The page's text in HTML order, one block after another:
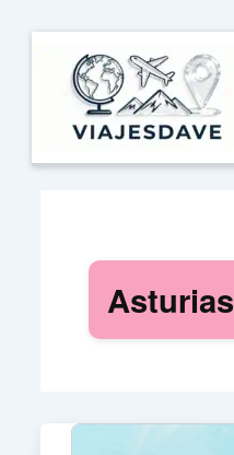
contenido
Asturias